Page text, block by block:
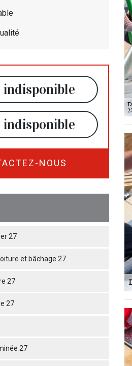
indisponible
indisponible
NOUS
27
et bâchage 27
27
27
27